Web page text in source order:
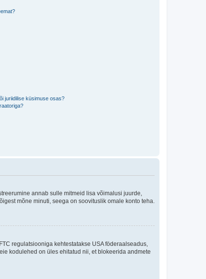
juriidilise küsimuse osas?
annab sulle mitmeid lisa võimalusi juurde,
mõne minuti, seega on soovituslik omale konto teha.
regulatsiooniga kehtestatakse USA föderaalseadus,
kodulehed on üles ehitatud nii, et blokeerida andmete